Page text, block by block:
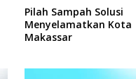
Pilah Sampah Solusi
Menyelamatkan Kota
Makassar